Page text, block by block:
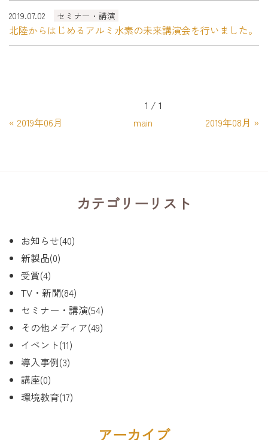
2019.07.02 セミナー・講演
北陸からはじめるアルミ水素の未来講演会を行いました。
1 / 1
« 2019年06月 main 2019年08月 »
カテゴリーリスト
お知らせ(40)
新製品(0)
受賞(4)
TV・新聞(84)
セミナー・講演(54)
その他メディア(49)
イベント(11)
導入事例(3)
講座(0)
環境教育(17)
アーカイブ